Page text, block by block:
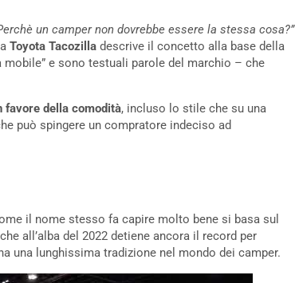
un camper non dovrebbe essere la stessa cosa?”
Toyota Tacozilla descrive il concetto alla base della
e sono testuali parole del marchio – che
favore della comodità, incluso lo stile che su una
può spingere un compratore indeciso ad
il nome stesso fa capire molto bene si basa sul
all’alba del 2022 detiene ancora il record per
una lunghissima tradizione nel mondo dei camper.